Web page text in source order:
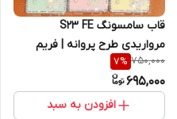
قاب سامسونگ S23 FE
مرواریدی طرح پروانه | فریم
کروم براق با محافظ لنز
جواهرنشان (نقد و اقساط)
سامسونگ اس 23 اف ای
750,000
7%
695,000
افزودن به سبد